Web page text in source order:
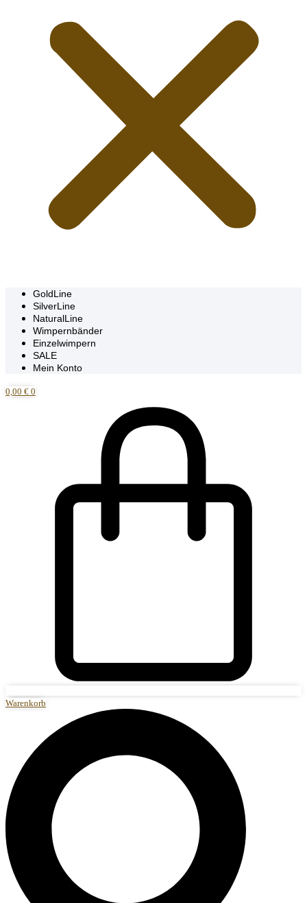
GoldLine
SilverLine
NaturalLine
Wimpernbänder
Einzelwimpern
SALE
Mein Konto
0,00 € 0
Warenkorb